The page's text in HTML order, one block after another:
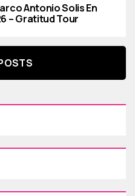
Antonio Solis En
– Gratitud Tour